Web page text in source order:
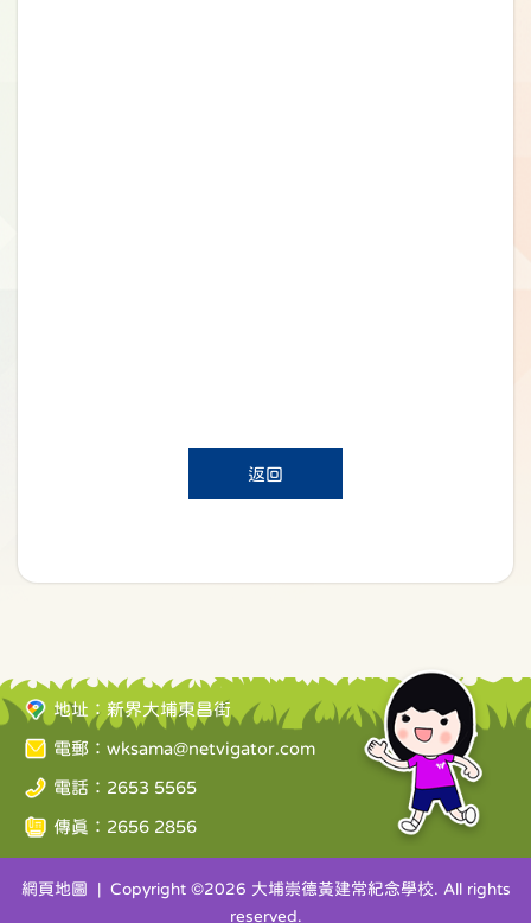
返回
地址：新界大埔東昌街
電郵： wksama@netvigator.com
電話：2653 5565
傳真：2656 2856
網頁地圖 | Copyright ©2026 大埔崇德黃建常紀念學校. All rights
reserved.